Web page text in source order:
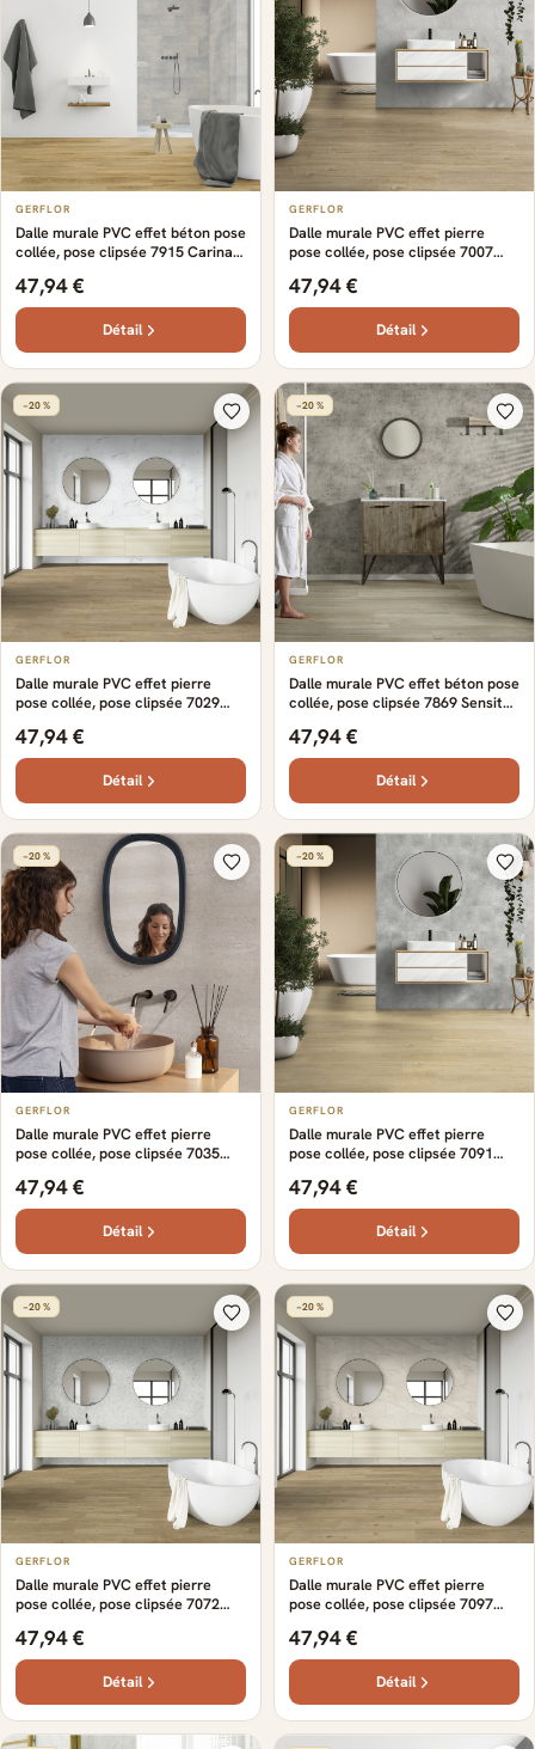
GERFLOR
Dalle murale PVC effet béton pose
collée, pose clipsée 7915 Carina
47,94 €
Détail
GERFLOR
Dalle murale PVC effet pierre
pose collée, pose clipsée 7007
0.5 cm
47,94 €
Détail
−20 %
GERFLOR
Dalle murale PVC effet pierre
pose collée, pose clipsée 7029
37.5 cm x 0.5 cm
47,94 €
Détail
−20 %
GERFLOR
Dalle murale PVC effet béton pose
collée, pose clipsée 7869 Sensita
47,94 €
Détail
−20 %
GERFLOR
Dalle murale PVC effet pierre
pose collée, pose clipsée 7035
x 0.5 cm
47,94 €
Détail
−20 %
GERFLOR
Dalle murale PVC effet pierre
pose collée, pose clipsée 7091
0.5 cm
47,94 €
Détail
−20 %
GERFLOR
Dalle murale PVC effet pierre
pose collée, pose clipsée 7072
0.5 cm
47,94 €
Détail
−20 %
GERFLOR
Dalle murale PVC effet pierre
pose collée, pose clipsée 7097
cm x 0.5 cm
47,94 €
Détail